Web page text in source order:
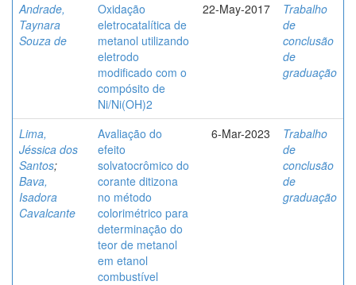
Andrade,
Taynara
Souza de
Oxidação
eletrocatalítica de
metanol utilizando
eletrodo
modificado com o
compósito de
Ni/Ni(OH)2
22-May-2017
Trabalho
de
conclusão
de
graduação
Lima,
Jéssica dos
Santos;
Bava,
Isadora
Cavalcante
Avaliação do
efeito
solvatocrômico do
corante ditizona
no método
colorimétrico para
determinação do
teor de metanol
em etanol
combustível
6-Mar-2023
Trabalho
de
conclusão
de
graduação